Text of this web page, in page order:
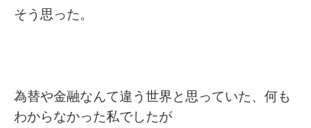
そう思った。
為替や金融なんて違う世界と思っていた、何も
わからなかった私でしたが